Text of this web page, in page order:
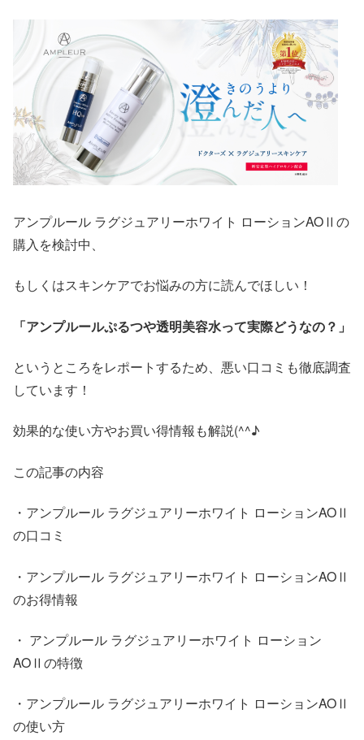
アンプルール ラグジュアリーホワイト ローションAOⅡの
購入を検討中、
もしくはスキンケアでお悩みの方に読んでほしい！
「アンプルールぷるつや透明美容水って実際どうなの？」
というところをレポートするため、悪い口コミも徹底調査
しています！
効果的な使い方やお買い得情報も解説(^^♪
この記事の内容
・アンプルール ラグジュアリーホワイト ローションAOⅡ
の口コミ
・アンプルール ラグジュアリーホワイト ローションAOⅡ
のお得情報
・ アンプルール ラグジュアリーホワイト ローション
AOⅡの特徴
・アンプルール ラグジュアリーホワイト ローションAOⅡ
の使い方